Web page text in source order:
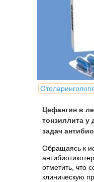
Цефангин в
тонзиллита у
задач
Обращаясь к
отметить, что
клиническую